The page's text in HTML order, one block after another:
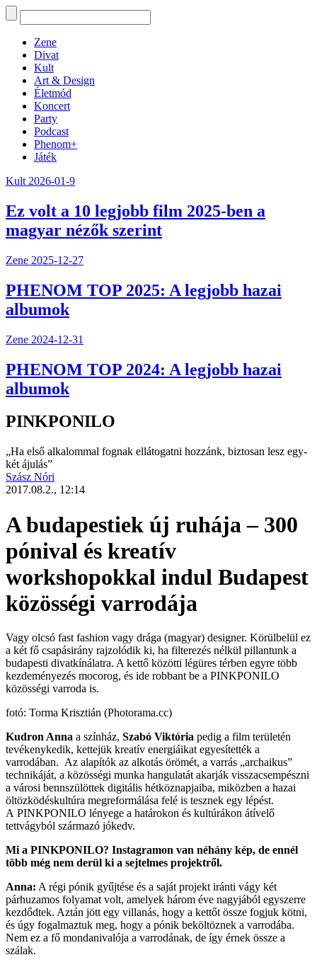
Zene
Divat
Kult
Art & Design
Életmód
Koncert
Party
Podcast
Phenom+
Játék
Kult 2026-01-9
Ez volt a 10 legjobb film 2025-ben a
magyar nézők szerint
Zene 2025-12-27
PHENOM TOP 2025: A legjobb hazai
albumok
Zene 2024-12-31
PHENOM TOP 2024: A legjobb hazai
albumok
PINKPONILO
„Ha első alkalommal fognak ellátogatni hozzánk, biztosan lesz egy-
két ájulás”
Szász Nóri
2017.08.2., 12:14
A budapestiek új ruhája – 300
pónival és kreatív
workshopokkal indul Budapest
közösségi varrodája
Vagy olcsó fast fashion vagy drága (magyar) designer. Körülbelül ez
a két fő csapásirány rajzolódik ki, ha filterezés nélkül pillantunk a
budapesti divatkínálatra. A kettő közötti légüres térben egyre több
kezdeményezés mocorog, és ide robbant be a PINKPONILO
közösségi varroda is.
fotó: Torma Krisztián (Photorama.cc)
Kudron Anna a színház, Szabó Viktória pedig a film területén
tevékenykedik, kettejük kreatív energiáikat egyesítették a
varrodában. Az alapítók az alkotás örömét, a varrás „archaikus”
technikáját, a közösségi munka hangulatát akarják visszacsempészni
a városi bennszülöttek digitális hétköznapjaiba, miközben a hazai
öltözködéskultúra megreformálása felé is tesznek egy lépést.
A PINKPONILO lényege a határokon és kultúrákon átívelő
tettvágyból származó jókedv​.
Mi a PINKPONILO? Instagramon van néhány kép, de ennél
több még nem derül ki a sejtelmes projektről.
Anna: A régi pónik gyűjtése és a saját projekt iránti vágy két
párhuzamos folyamat volt, amelyek három éve nagyjából egyszerre
kezdődtek. Aztán jött egy villanás, hogy a kettőt össze fogjuk kötni,
és úgy fogalmaztuk meg, hogy a pónik beköltöznek a varrodába.
Nem ez a fő mondanivalója a varrodának, de így érnek össze a
szálak.